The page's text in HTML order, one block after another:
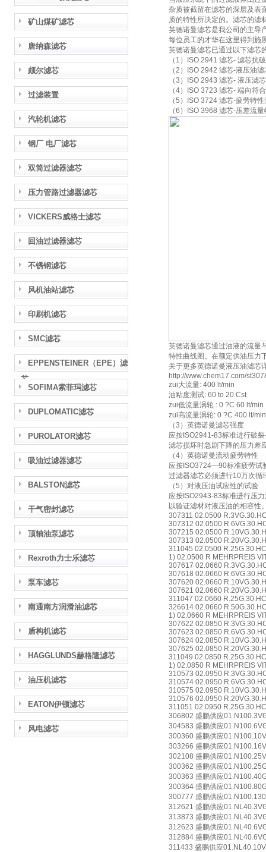
矿山煤矿滤芯
唐纳森滤芯
颇尔滤芯
过滤装置
汽轮机滤芯
钢厂 电厂滤芯
双筒过滤器滤芯
压力管路过滤器滤芯
VICKERS威格士滤芯
回油过滤器滤芯
不锈钢滤芯
风机油站滤芯
印刷机滤芯
SMC滤芯
EPPENSTEINER（EPE）滤
芯
SOFIMA索菲玛滤芯
DUPLOMATIC滤芯
PUROLATOR滤芯
吸油过滤器滤芯
BALSTON滤芯
干气密封滤芯
顶轴油泵滤芯
Rexroth力士乐滤芯
泵车滤芯
南通南方润滑油滤芯
盾构机滤芯
HAGGLUNDS赫格隆滤芯
油压机滤芯
EATON伊顿滤芯
风电滤芯
杂质被截留在滤芯的深层及表
质的特性所决定的。滤芯的滤
英德诺曼滤芯是我公司的主导
每位员工的才华在这里得到施
英德诺曼滤芯已通过以下滤芯
（1）ISO 2941 滤芯- 滤芯抗
（2）ISO 2942 滤芯-液压油
（3）ISO 2943 滤芯- 液压滤
（4）ISO 3723 滤芯- 端向符
（5）ISO 3724 滤芯-疲劳特
（6）ISO 3968 滤芯-压差流
英德诺曼滤芯通过油液的流量
特性曲线图。在额定供油压力
关于更多英德诺曼液压油滤芯
http://www.chem17.com/
zui大流量: 400 lt/min
油粘度测试: 60 to 20 Cst
zui低流量涡轮 : 0 ?C 60 lt/min
zui高流量涡轮: 0 ?C 400 lt/
（3）英德诺曼滤芯强度
应按ISO2941-83标准进行破
滤芯损坏时急剧下降的压力差
（4）英德诺曼流动疲劳特性
应按ISO3724―90标准疲劳试
过滤器滤芯必须进行10万次循
（5）对液压油试应性的试验
应按ISO2943-83标准进行压
以验证滤材对液压油的相容性
307311 02.0500
307312 02.0500
307215 02.0500
307313 02.0500
311045 02.0500
1) 02.0500 R MEHRPREIS
307617 02.0660
307618 02.0660
307620 02.0660
307621 02.0660
311047 02.0660
326614 02.0660
1) 02.0660 R MEHRPREIS
307622 02.0850
307623 02.0850
307624 02.0850
307625 02.0850
311049 02.0850
1) 02.0850 R MEHRPREIS
310573 02.0950
310574 02.0950
310575 02.0950
310576 02.0950
311051 02.0950
306802 盛鹏供应
304583 盛鹏供应
300360 盛鹏供应
303266 盛鹏供应
302108 盛鹏供应
300362 盛鹏供应
300363 盛鹏供应
300364 盛鹏供应
300777 盛鹏供应
312621 盛鹏供应
313873 盛鹏供应
312623 盛鹏供应
312884 盛鹏供应
311433 盛鹏供应